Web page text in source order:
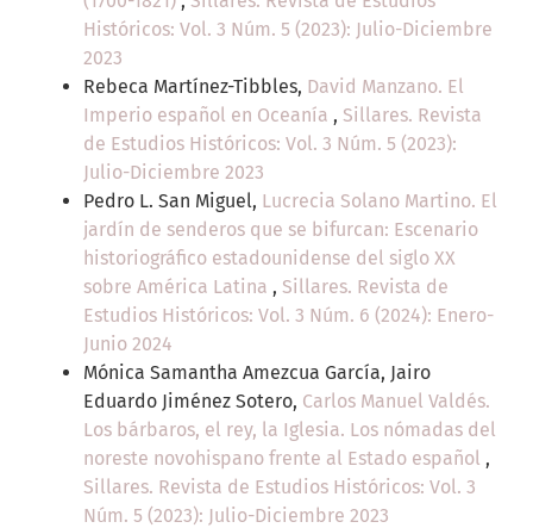
Históricos: Vol. 3 Núm. 5 (2023): Julio-Diciembre
2023
Rebeca Martínez-Tibbles, David Manzano. El
Imperio español en Oceanía , Sillares. Revista
de Estudios Históricos: Vol. 3 Núm. 5 (2023):
Julio-Diciembre 2023
Pedro L. San Miguel, Lucrecia Solano Martino. El
jardín de senderos que se bifurcan: Escenario
historiográfico estadounidense del siglo XX
sobre América Latina , Sillares. Revista de
Estudios Históricos: Vol. 3 Núm. 6 (2024): Enero-
Junio 2024
Mónica Samantha Amezcua García, Jairo
Eduardo Jiménez Sotero, Carlos Manuel Valdés.
Los bárbaros, el rey, la Iglesia. Los nómadas del
noreste novohispano frente al Estado español ,
Sillares. Revista de Estudios Históricos: Vol. 3
Núm. 5 (2023): Julio-Diciembre 2023